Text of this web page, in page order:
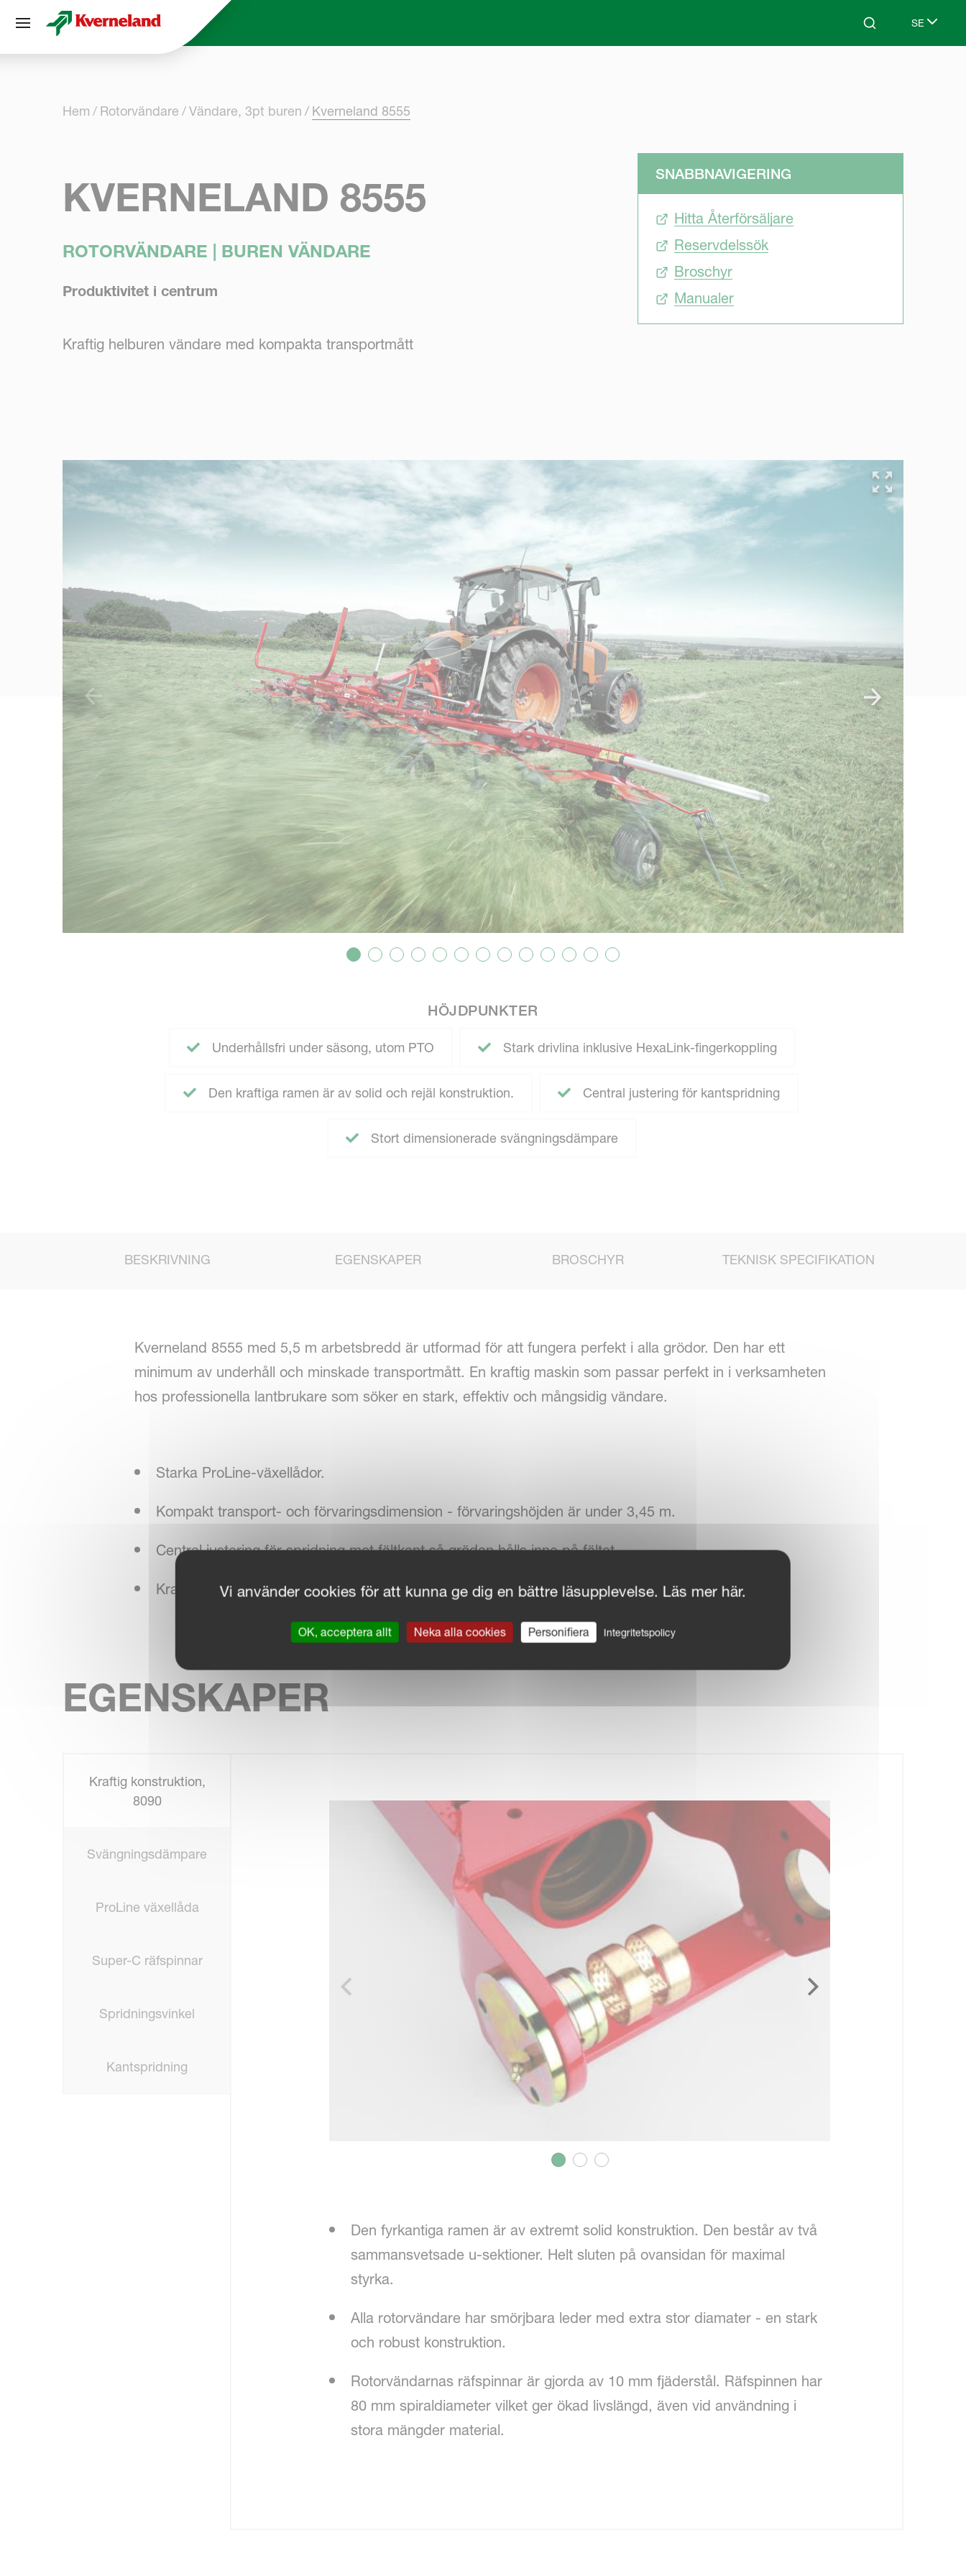
Search SE
Select
Hem Rotorvändare Vändare, 3pt buren Kverneland 8555
KVERNELAND 8555
ROTORVÄNDARE | BUREN VÄNDARE
Produktivitet i centrum
Kraftig helburen vändare med kompakta transportmått
SNABBNAVIGERING
Hitta Återförsäljare
Reservdelssök
Broschyr
Manualer
HÖJDPUNKTER
Underhållsfri under säsong, utom PTO Stark drivlina inklusive HexaLink-fingerkoppling
Den kraftiga ramen är av solid och rejäl konstruktion. Central justering för kantspridning
Stort dimensionerade svängningsdämpare
BESKRIVNING EGENSKAPER BROSCHYR TEKNISK SPECIFIKATION
Kverneland 8555 med 5,5 m arbetsbredd är utformad för att fungera perfekt i alla grödor. Den har ett
minimum av underhåll och minskade transportmått. En kraftig maskin som passar perfekt in i verksamheten
hos professionella lantbrukare som söker en stark, effektiv och mångsidig vändare.
Starka ProLine-växellådor.
Kompakt transport- och förvaringsdimension - förvaringshöjden är under 3,45 m.
Central justering för spridning mot fältkant så grödan hålls inne på fältet.
Kraftiga svängningsdämpare för utmärkta köregenskaper.
EGENSKAPER
Kraftig konstruktion,
8090
Svängningsdämpare
ProLine växellåda
Super-C räfspinnar
Spridningsvinkel
Kantspridning
Den fyrkantiga ramen är av extremt solid konstruktion. Den består av två
sammansvetsade u-sektioner. Helt sluten på ovansidan för maximal
styrka.
Alla rotorvändare har smörjbara leder med extra stor diamater - en stark
och robust konstruktion.
Rotorvändarnas räfspinnar är gjorda av 10 mm fjäderstål. Räfspinnen har
80 mm spiraldiameter vilket ger ökad livslängd, även vid användning i
stora mängder material.
Cookie- hanteringspanel
Vi använder cookies för att kunna ge dig en bättre läsupplevelse. Läs mer här.
OK, acceptera allt Neka alla cookies Personifiera Integritetspolicy